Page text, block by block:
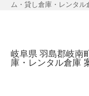
ム・貸し倉庫・レンタル
岐阜県 羽島郡岐南
庫・レンタル倉庫